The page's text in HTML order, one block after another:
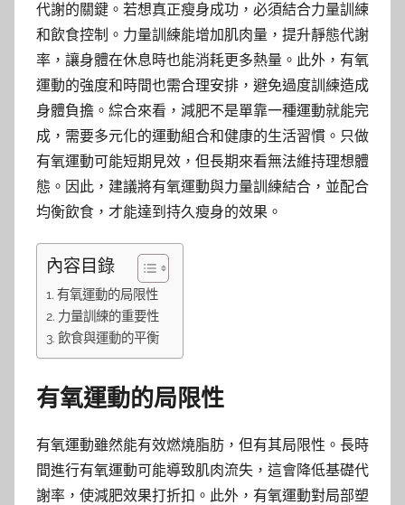
代謝的關鍵。若想真正瘦身成功，必須結合力量訓練
和飲食控制。力量訓練能增加肌肉量，提升靜態代謝
率，讓身體在休息時也能消耗更多熱量。此外，有氧
運動的強度和時間也需合理安排，避免過度訓練造成
身體負擔。綜合來看，減肥不是單靠一種運動就能完
成，需要多元化的運動組合和健康的生活習慣。只做
有氧運動可能短期見效，但長期來看無法維持理想體
態。因此，建議將有氧運動與力量訓練結合，並配合
均衡飲食，才能達到持久瘦身的效果。
內容目錄
有氧運動的局限性
力量訓練的重要性
飲食與運動的平衡
有氧運動的局限性
有氧運動雖然能有效燃燒脂肪，但有其局限性。長時
間進行有氧運動可能導致肌肉流失，這會降低基礎代
謝率，使減肥效果打折扣。此外，有氧運動對局部塑